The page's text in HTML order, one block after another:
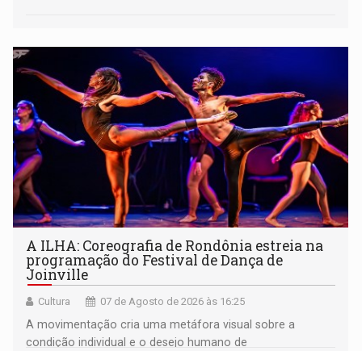
A ILHA: Coreografia de Rondônia estreia na
programação do Festival de Dança de
Joinville
Cultura 07 de Agosto de 2026 às 16:25
A movimentação cria uma metáfora visual sobre a
condição individual e o desejo humano de